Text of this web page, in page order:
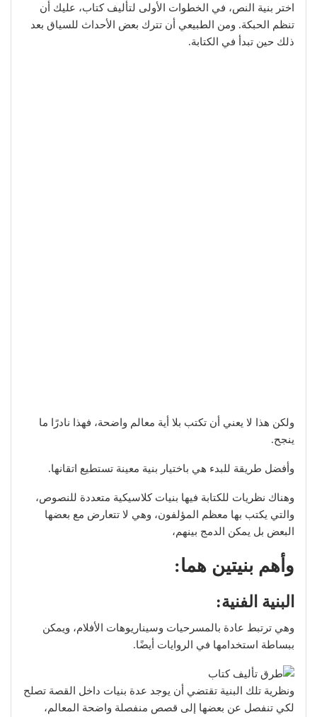
اختر بنية النص، في الخطوات الأولى لتأليف كتاب، عليك أن
تنظم الحبكة. ومن الطبيعي أن تترك بعض الأحداث للسياق بعد
ذلك حين تبدأ في الكتابة.
ولكن هذا لا يعني أن تكتب بلا أية معالم واضحة، فهذا نادرًا ما
ينجح.
وأفضل طريقة للبدء هي باختيار بنية معينة تستطيع اتقانها.
وهناك نظريات للكتابة فيها بنيات كلاسيكية متعددة للنصوص،
والتي يكتب بها معظم المؤلفون، وهي لا تتعارض مع بعضها
البعض بل يمكن الدمج بينهم،
وأهم بنيتين هما:
البنية الفنية:
وهي ترتبط عادة بالمسرحيات وسيناريوهات الأفلام، ويمكن
ببساطة استخدامها في الروايات أيضًا.
ونظرية تلك البنية تقتضي أن يوجد عدة بنيات داخل القصة تصلح
لكي تنفصل عن بعضها إلى قصص منفصلة واضحة المعالم،